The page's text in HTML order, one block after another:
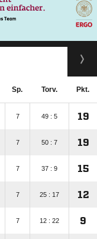
Sp. Torv. Pkt.
7 49 : 5 19
7 50 : 7 19
7 37 : 9 15
7 25 : 17 12
7 12 : 22 9